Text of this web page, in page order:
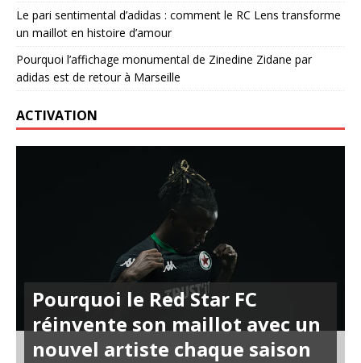
Le pari sentimental d’adidas : comment le RC Lens transforme
un maillot en histoire d’amour
Pourquoi l’affichage monumental de Zinedine Zidane par
adidas est de retour à Marseille
ACTIVATION
Pourquoi le Red Star FC
réinvente son maillot avec un
nouvel artiste chaque saison